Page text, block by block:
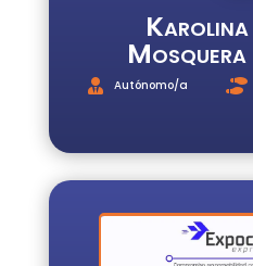
Autónomo/a